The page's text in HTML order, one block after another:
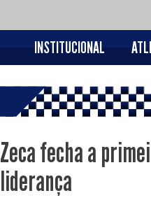
INSTITUCIONAL
Zeca fecha a
liderança